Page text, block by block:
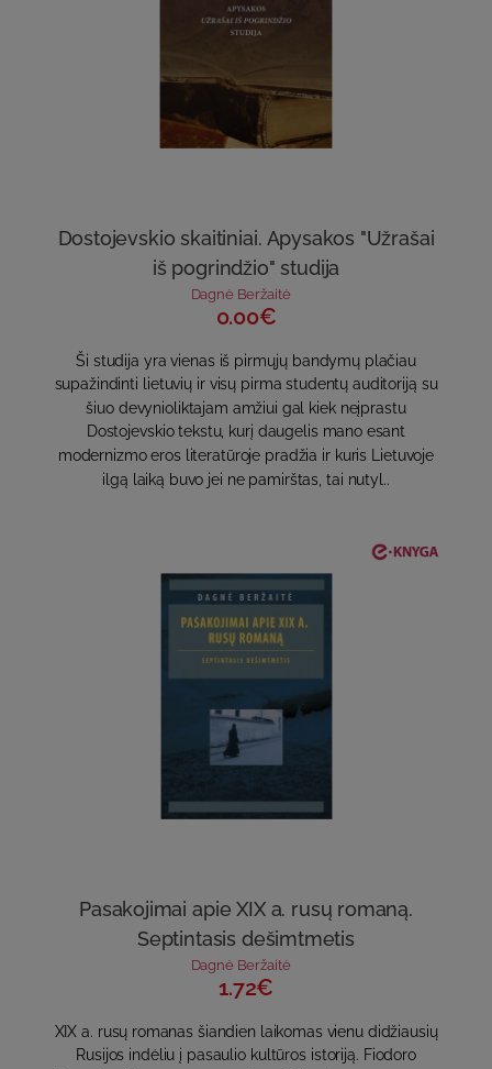
Dostojevskio skaitiniai. Apysakos "Užrašai
iš pogrindžio" studija
Dagnė Beržaitė
0.00€
Ši studija yra vienas iš pirmųjų bandymų plačiau
supažindinti lietuvių ir visų pirma studentų auditoriją su
šiuo devynioliktajam amžiui gal kiek neįprastu
Dostojevskio tekstu, kurį daugelis mano esant
modernizmo eros literatūroje pradžia ir kuris Lietuvoje
ilgą laiką buvo jei ne pamirštas, tai nutyl..
Pasakojimai apie XIX a. rusų romaną.
Septintasis dešimtmetis
Dagnė Beržaitė
1.72€
XIX a. rusų romanas šiandien laikomas vienu didžiausių
Rusijos indėliu į pasaulio kultūros istoriją. Fiodoro